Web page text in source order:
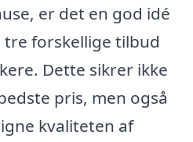
er det en god idé
forskellige tilbud
Dette sikrer ikke
pris, men også
kvaliteten af